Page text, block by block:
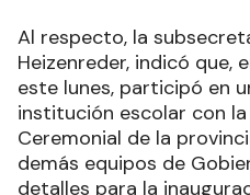
Al respecto, la
Heizenreder, indicó que,
este lunes, participó en
institución escolar con
Ceremonial de la
demás equipos de
detalles para la